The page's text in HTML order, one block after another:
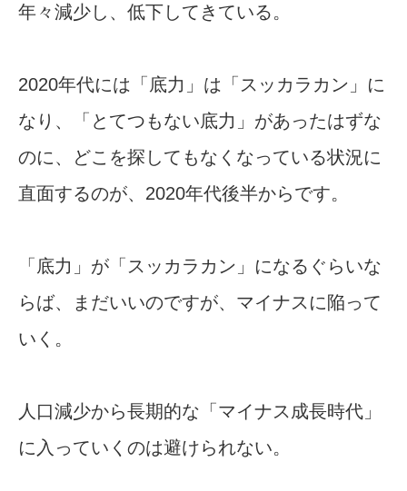
年々減少し、低下してきている。
2020年代には「底力」は「スッカラカン」に
なり、「とてつもない底力」があったはずな
のに、どこを探してもなくなっている状況に
直面するのが、2020年代後半からです。
「底力」が「スッカラカン」になるぐらいな
らば、まだいいのですが、マイナスに陥って
いく。
人口減少から長期的な「マイナス成長時代」
に入っていくのは避けられない。